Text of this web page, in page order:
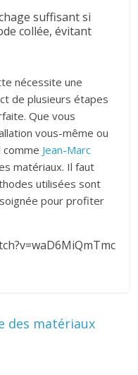
suffisant si
collée, évitant
nécessite une
de plusieurs étapes
Que vous
vous-même ou
comme Jean-Marc
matériaux. Il faut
utilisées sont
pour profiter
des matériaux